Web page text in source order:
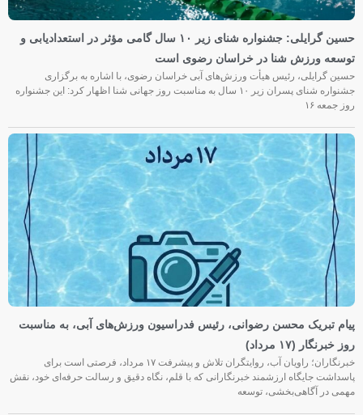
حسین گرایلی: جشنواره شنای زیر ۱۰ سال گامی مؤثر در استعدادیابی و
توسعه ورزش شنا در خراسان رضوی است
حسین گرایلی، رئیس هیأت ورزش‌های آبی خراسان رضوی، با اشاره به برگزاری
جشنواره شنای پسران زیر ۱۰ سال به مناسبت روز جهانی شنا اظهار کرد: این جشنواره
روز جمعه‌ ۱۶
پیام تبریک محسن رضوانی، رئیس فدراسیون ورزش‌های آبی، به مناسبت
روز خبرنگار (۱۷ مرداد)
خبرنگاران؛ راویان آب، روایتگران تلاش و پیشرفت ۱۷ مرداد، فرصتی است برای
پاسداشت جایگاه ارزشمند خبرنگارانی که با قلم، نگاه دقیق و رسالت حرفه‌ای خود، نقش
مهمی در آگاهی‌بخشی، توسعه